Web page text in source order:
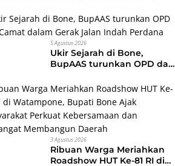
5 Agustus 2026
Ukir Sejarah di Bone,
BupAAS turunkan OPD dan
Indah Perdana
3 Agustus 2026
Ribuan Warga Meriahkan
Roadshow HUT Ke-81 RI di